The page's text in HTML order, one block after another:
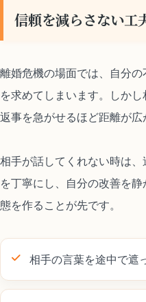
信頼を減らさない工
離婚危機の場面では、自分
を求めてしまいます。しかし
返事を急がせるほど距離が広
相手が話してくれない時は
を丁寧にし、自分の改善を
態を作ることが先です。
相手の言葉を途中で遮